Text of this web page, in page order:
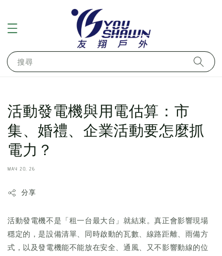
搜尋
活動發電機與用電估算：市
集、婚禮、企業活動要怎麼抓
電力？
MAY 20, 26
分享
活動發電機不是「租一台最大台」就結束。真正會影響現場
穩定的，是設備清單、同時啟動的瓦數、線路距離、雨備方
式，以及發電機能不能放在安全、通風、又不影響動線的位